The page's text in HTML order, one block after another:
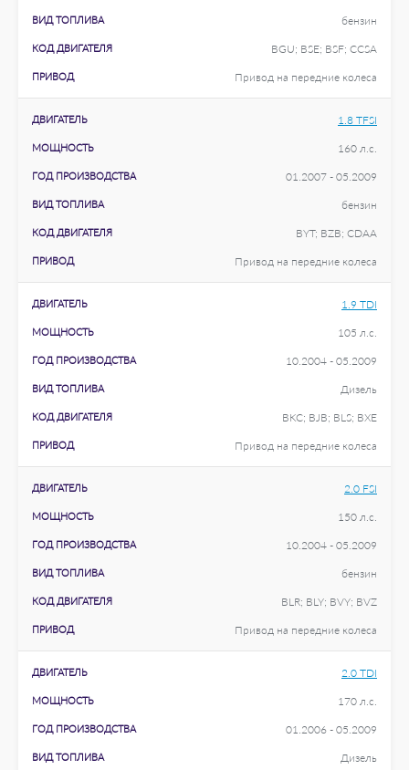
ВИД ТОПЛИВА бензин
КОД ДВИГАТЕЛЯ BGU; BSE; BSF; CCSA
ПРИВОД Привод на передние колеса
ДВИГАТЕЛЬ 1.8 TFSI
МОЩНОСТЬ 160 л.с.
ГОД ПРОИЗВОДСТВА 01.2007 - 05.2009
ВИД ТОПЛИВА бензин
КОД ДВИГАТЕЛЯ BYT; BZB; CDAA
ПРИВОД Привод на передние колеса
ДВИГАТЕЛЬ 1.9 TDI
МОЩНОСТЬ 105 л.с.
ГОД ПРОИЗВОДСТВА 10.2004 - 05.2009
ВИД ТОПЛИВА Дизель
КОД ДВИГАТЕЛЯ BKC; BJB; BLS; BXE
ПРИВОД Привод на передние колеса
ДВИГАТЕЛЬ 2.0 FSI
МОЩНОСТЬ 150 л.с.
ГОД ПРОИЗВОДСТВА 10.2004 - 05.2009
ВИД ТОПЛИВА бензин
КОД ДВИГАТЕЛЯ BLR; BLY; BVY; BVZ
ПРИВОД Привод на передние колеса
ДВИГАТЕЛЬ 2.0 TDI
МОЩНОСТЬ 170 л.с.
ГОД ПРОИЗВОДСТВА 01.2006 - 05.2009
ВИД ТОПЛИВА Дизель